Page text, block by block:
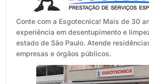
Conte com a Esgotecnica! Mais de 30
experiência em desentupimento e
estado de São Paulo. Atende
empresas e órgãos públicos.